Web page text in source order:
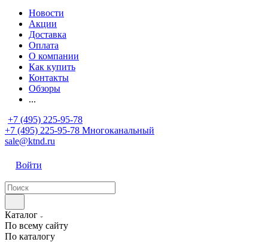
Новости
Акции
Доставка
Оплата
О компании
Как купить
Контакты
Обзоры
...
+7 (495) 225-95-78
+7 (495) 225-95-78 Многоканальный
sale@ktnd.ru
Войти
Каталог
По всему сайту
По каталогу